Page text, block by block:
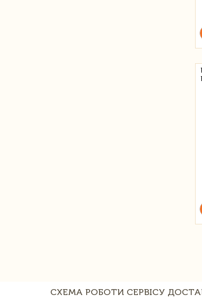
СХЕМА РОБОТИ СЕРВІСУ